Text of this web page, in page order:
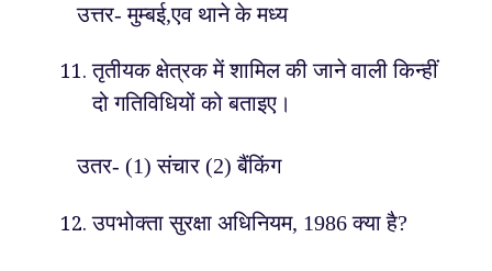
उत्तर- मुम्बई,एव थाने के मध्य
तृतीयक क्षेत्रक में शामिल की जाने वाली किन्हीं
दो गतिविधियों को बताइए।
उतर- (1) संचार (2) बैंकिंग
उपभोक्ता सुरक्षा अधिनियम, 1986 क्या है?